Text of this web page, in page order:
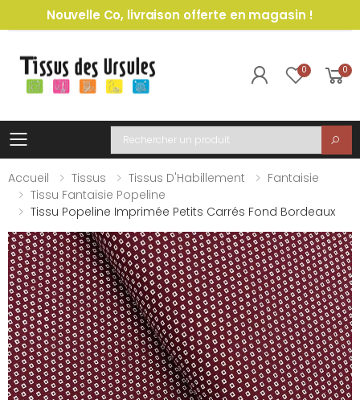
Nouvelle Co, livraison offerte en magasin !
0 0
Toggle mobile menu
Recherche
Accueil
Tissus Tissus D'Habillement
Fantaisie
Tissu Fantaisie Popeline
Tissu Popeline Imprimée Petits Carrés Fond Bordeaux